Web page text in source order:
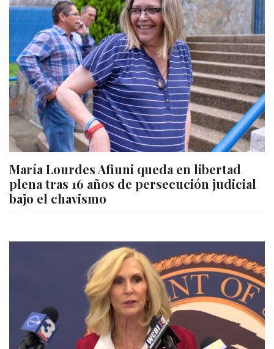
María Lourdes Afiuni queda en libertad
plena tras 16 años de persecución judicial
bajo el chavismo